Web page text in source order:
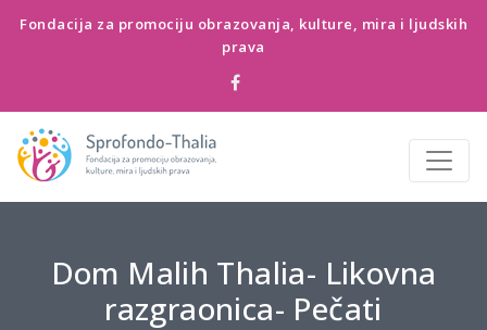
Fondacija za promociju obrazovanja, kulture, mira i ljudskih
prava
Dom Malih Thalia- Likovna
razgraonica- Pečati